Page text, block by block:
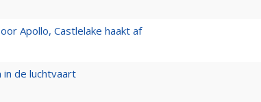
Apollo, Castlelake haakt af
in de luchtvaart